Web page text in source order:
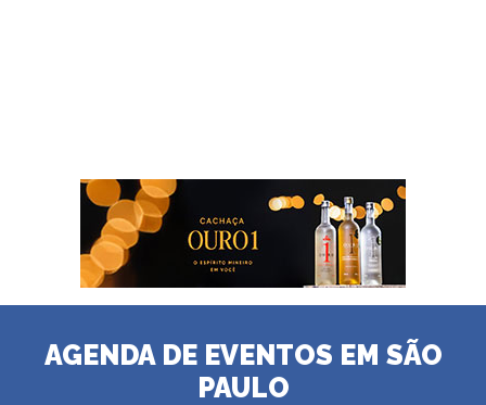
AGENDA DE EVENTOS EM SÃO
PAULO